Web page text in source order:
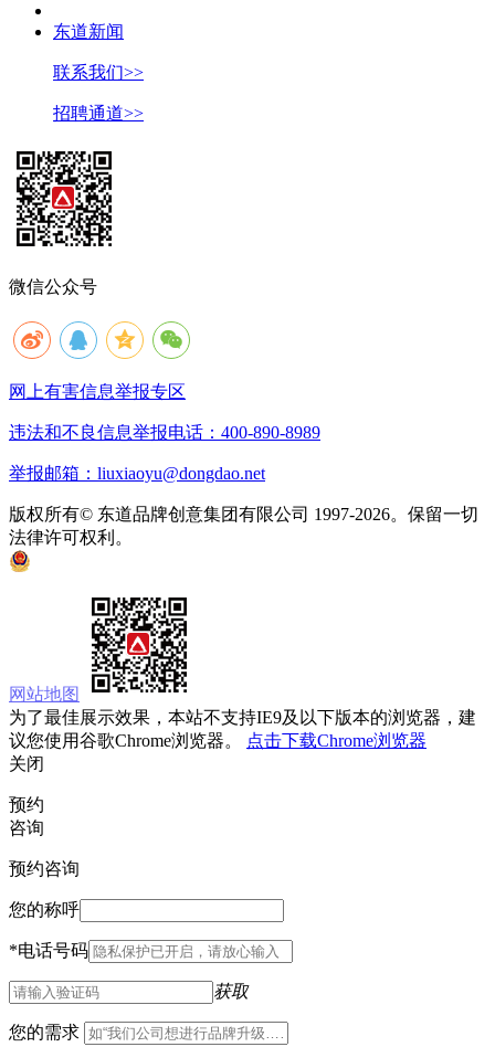
东道新闻
联系我们>>
招聘通道>>
微信公众号
网上有害信息举报专区
违法和不良信息举报电话：400-890-8989
举报邮箱：liuxiaoyu@dongdao.net
版权所有© 东道品牌创意集团有限公司 1997-2026。保留一切
法律许可权利。
网站地图
为了最佳展示效果，本站不支持IE9及以下版本的浏览器，建
议您使用谷歌Chrome浏览器。
点击下载Chrome浏览器
关闭
预约
咨询
预约咨询
您的称呼
*电话号码
获取
您的需求